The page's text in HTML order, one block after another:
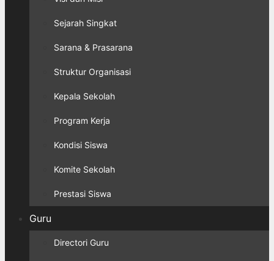
Sejarah Singkat
Sarana & Prasarana
Struktur Organisasi
Kepala Sekolah
Program Kerja
Kondisi Siswa
Komite Sekolah
Prestasi Siswa
Guru
Directori Guru